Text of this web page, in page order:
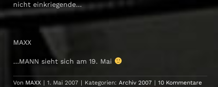
nicht einkriegende…
MAXX
…MANN sieht sich am 19. Mai
Von MAXX | 1. Mai 2007 | Kategorien:Archiv 2007 | 10 Kommentare